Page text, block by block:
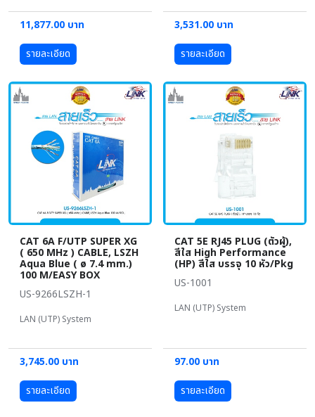
11,877.00 บาท
รายละเอียด
3,531.00 บาท
รายละเอียด
CAT 6A F/UTP SUPER XG
( 650 MHz ) CABLE, LSZH
Aqua Blue ( ø 7.4 mm.)
100 M/EASY BOX
US-9266LSZH-1
LAN (UTP) System
3,745.00 บาท
รายละเอียด
CAT 5E RJ45 PLUG (ตัวผู้),
สีใส High Performance
(HP) สีใส บรรจุ 10 หัว/Pkg
US-1001
LAN (UTP) System
97.00 บาท
รายละเอียด